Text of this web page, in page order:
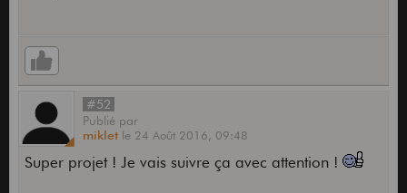
#52
Publié par
miklet le 24 Août 2016, 09:48
Super projet ! Je vais suivre ça avec attention !